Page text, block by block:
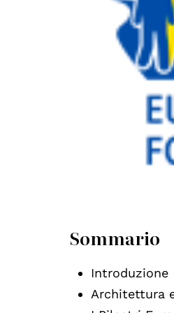
Sommario
Introduzione
Architettura